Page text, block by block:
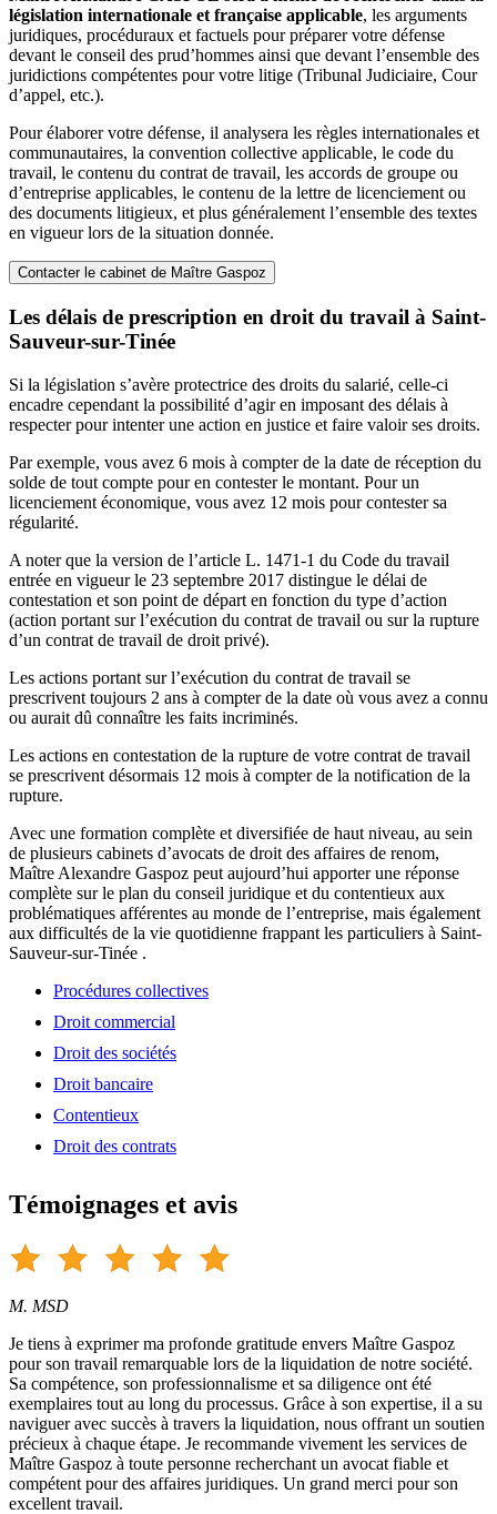
législation internationale et française applicable, les arguments
juridiques, procéduraux et factuels pour préparer votre défense
devant le conseil des prud’hommes ainsi que devant l’ensemble des
juridictions compétentes pour votre litige (Tribunal Judiciaire, Cour
d’appel, etc.).
Pour élaborer votre défense, il analysera les règles internationales et
communautaires, la convention collective applicable, le code du
travail, le contenu du contrat de travail, les accords de groupe ou
d’entreprise applicables, le contenu de la lettre de licenciement ou
des documents litigieux, et plus généralement l’ensemble des textes
en vigueur lors de la situation donnée.
Contacter le cabinet de Maître Gaspoz
Les délais de prescription en droit du travail à Saint-
Sauveur-sur-Tinée
Si la législation s’avère protectrice des droits du salarié, celle-ci
encadre cependant la possibilité d’agir en imposant des délais à
respecter pour intenter une action en justice et faire valoir ses droits.
Par exemple, vous avez 6 mois à compter de la date de réception du
solde de tout compte pour en contester le montant. Pour un
licenciement économique, vous avez 12 mois pour contester sa
régularité.
A noter que la version de l’article L. 1471-1 du Code du travail
entrée en vigueur le 23 septembre 2017 distingue le délai de
contestation et son point de départ en fonction du type d’action
(action portant sur l’exécution du contrat de travail ou sur la rupture
d’un contrat de travail de droit privé).
Les actions portant sur l’exécution du contrat de travail se
prescrivent toujours 2 ans à compter de la date où vous avez a connu
ou aurait dû connaître les faits incriminés.
Les actions en contestation de la rupture de votre contrat de travail
se prescrivent désormais 12 mois à compter de la notification de la
rupture.
Avec une formation complète et diversifiée de haut niveau, au sein
de plusieurs cabinets d’avocats de droit des affaires de renom,
Maître Alexandre Gaspoz peut aujourd’hui apporter une réponse
complète sur le plan du conseil juridique et du contentieux aux
problématiques afférentes au monde de l’entreprise, mais également
aux difficultés de la vie quotidienne frappant les particuliers à Saint-
Sauveur-sur-Tinée .
Procédures collectives
Droit commercial
Droit des sociétés
Droit bancaire
Contentieux
Droit des contrats
Témoignages et avis
M. MSD
Je tiens à exprimer ma profonde gratitude envers Maître Gaspoz
pour son travail remarquable lors de la liquidation de notre société.
Sa compétence, son professionnalisme et sa diligence ont été
exemplaires tout au long du processus. Grâce à son expertise, il a su
naviguer avec succès à travers la liquidation, nous offrant un soutien
précieux à chaque étape. Je recommande vivement les services de
Maître Gaspoz à toute personne recherchant un avocat fiable et
compétent pour des affaires juridiques. Un grand merci pour son
excellent travail.